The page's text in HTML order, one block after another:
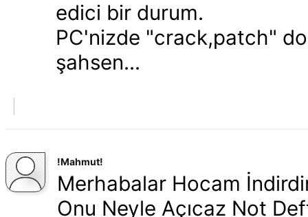
edici bir durum.
PC'nizde "crack,patch"
şahsen...
!Mahmut!
Merhabalar Hocam
Onu Neyle Açıcaz Not